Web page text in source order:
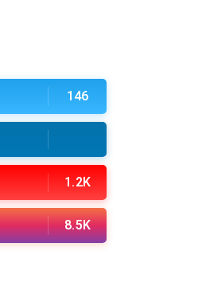
146
1.2K
8.5K